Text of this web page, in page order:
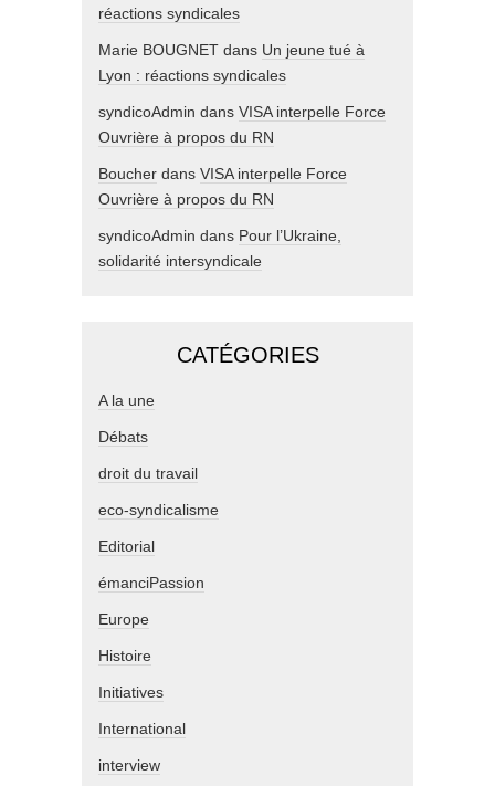
réactions syndicales
Marie BOUGNET dans Un jeune tué à
Lyon : réactions syndicales
syndicoAdmin dans VISA interpelle Force
Ouvrière à propos du RN
Boucher dans VISA interpelle Force
Ouvrière à propos du RN
syndicoAdmin dans Pour l’Ukraine,
solidarité intersyndicale
CATÉGORIES
A la une
Débats
droit du travail
eco-syndicalisme
Editorial
émanciPassion
Europe
Histoire
Initiatives
International
interview